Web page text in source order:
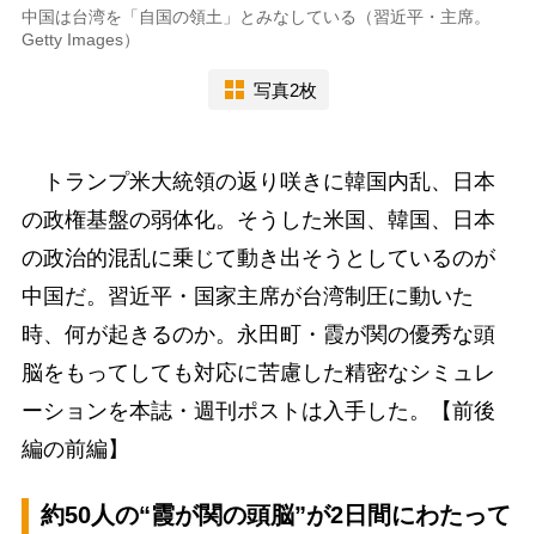
中国は台湾を「自国の領土」とみなしている（習近平・主席。
Getty Images）
写真2枚
トランプ米大統領の返り咲きに韓国内乱、日本
の政権基盤の弱体化。そうした米国、韓国、日本
の政治的混乱に乗じて動き出そうとしているのが
中国だ。習近平・国家主席が台湾制圧に動いた
時、何が起きるのか。永田町・霞が関の優秀な頭
脳をもってしても対応に苦慮した精密なシミュレ
ーションを本誌・週刊ポストは入手した。
【前後
編の前編】
約50人の“霞が関の頭脳”が2日間にわたって